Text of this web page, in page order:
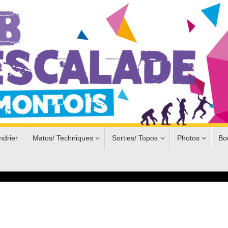
Matos/ Techniques Sorties/ Topos Photos